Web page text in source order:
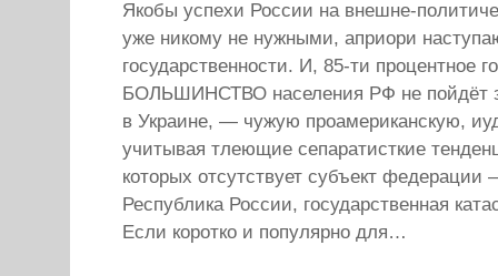
Якобы успехи России на внешне-
уже никому не нужными, априори
государственности. И, 85-ти процентное
БОЛЬШИНСТВО населения РФ не пойдёт
в Украине, — чужую проамериканскую,
учитывая тлеющие сепаратисткие
которых отсутствует субъект
Республика России, государственная
Если коротко и популярно для…